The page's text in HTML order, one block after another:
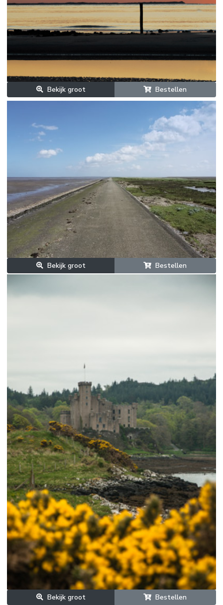
Bekijk groot Bestellen
Bekijk groot Bestellen
Bekijk groot Bestellen